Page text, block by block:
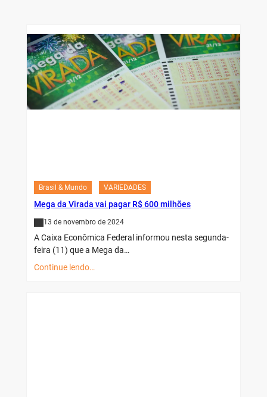
Brasil & Mundo VARIEDADES
Mega da Virada vai pagar R$ 600 milhões
13 de novembro de 2024
A Caixa Econômica Federal informou nesta segunda-
feira (11) que a Mega da…
Continue lendo…